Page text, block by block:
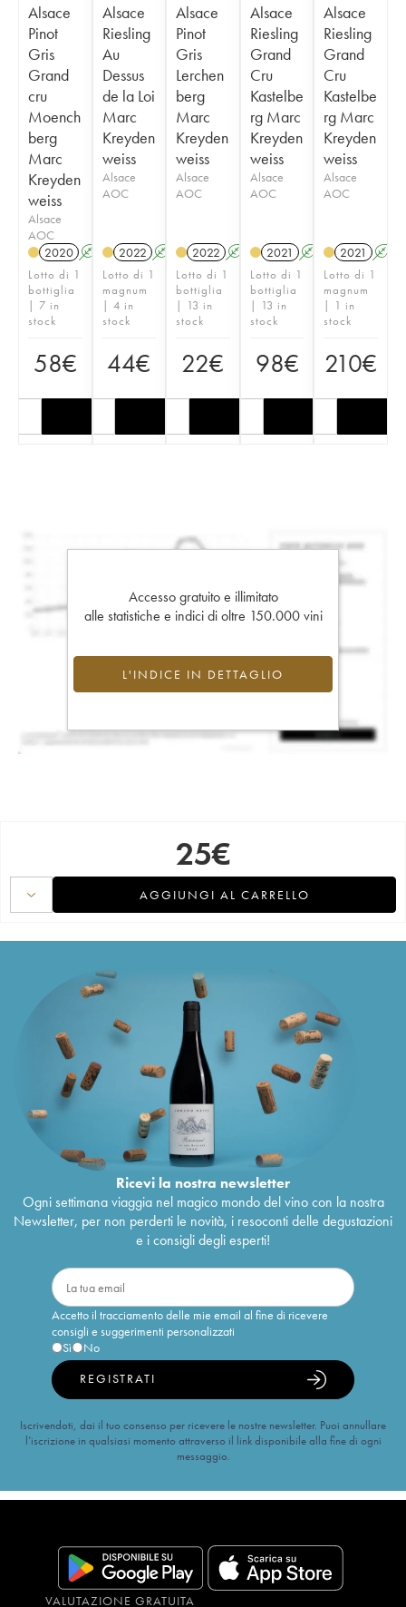
Alsace
Pinot
Gris
Grand
cru
Moench
berg
Marc
Kreyden
weiss
Alsace
AOC
2020 A
Lotto di 1
bottiglia
| 7 in
stock
58€
Alsace
Riesling
Au
Dessus
de la Loi
Marc
Kreyden
weiss
Alsace
AOC
2022 A
Lotto di 1
magnum
| 4 in
stock
44€
Alsace
Pinot
Gris
Lerchen
berg
Marc
Kreyden
weiss
Alsace
AOC
2022 A
Lotto di 1
bottiglia
| 13 in
stock
22€
Alsace
Riesling
Grand
Cru
Kastelbe
rg Marc
Kreyden
weiss
Alsace
AOC
2021 A
Lotto di 1
bottiglia
| 13 in
stock
98€
Alsace
Riesling
Grand
Cru
Kastelbe
rg Marc
Kreyden
weiss
Alsace
AOC
2021 A
Lotto di 1
magnum
| 1 in
stock
210€
Accesso gratuito e illimitato
alle statistiche e indici di oltre 150.000 vini
L'INDICE IN DETTAGLIO
25€
AGGIUNGI AL CARRELLO
Ricevi la nostra newsletter
Ogni settimana viaggia nel magico mondo del vino con la nostra
Newsletter, per non perderti le novità, i resoconti delle degustazioni
e i consigli degli esperti!
Accetto il tracciamento delle mie email al fine di ricevere
consigli e suggerimenti personalizzati
Sì
No
REGISTRATI
Iscrivendoti, dai il tuo consenso per ricevere le nostre newsletter. Puoi annullare
l’iscrizione in qualsiasi momento attraverso il link disponibile alla fine di ogni
messaggio.
VALUTAZIONE GRATUITA